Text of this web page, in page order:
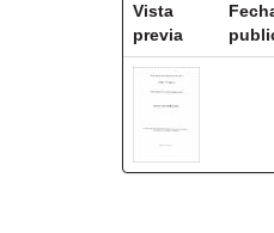
Vista
previa